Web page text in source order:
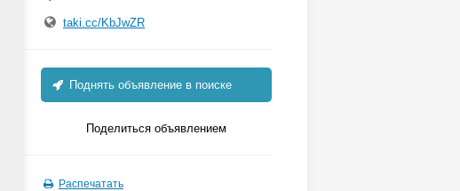
taki.cc/KbJwZR
Поднять объявление в поиске
Поделиться объявлением
Распечатать